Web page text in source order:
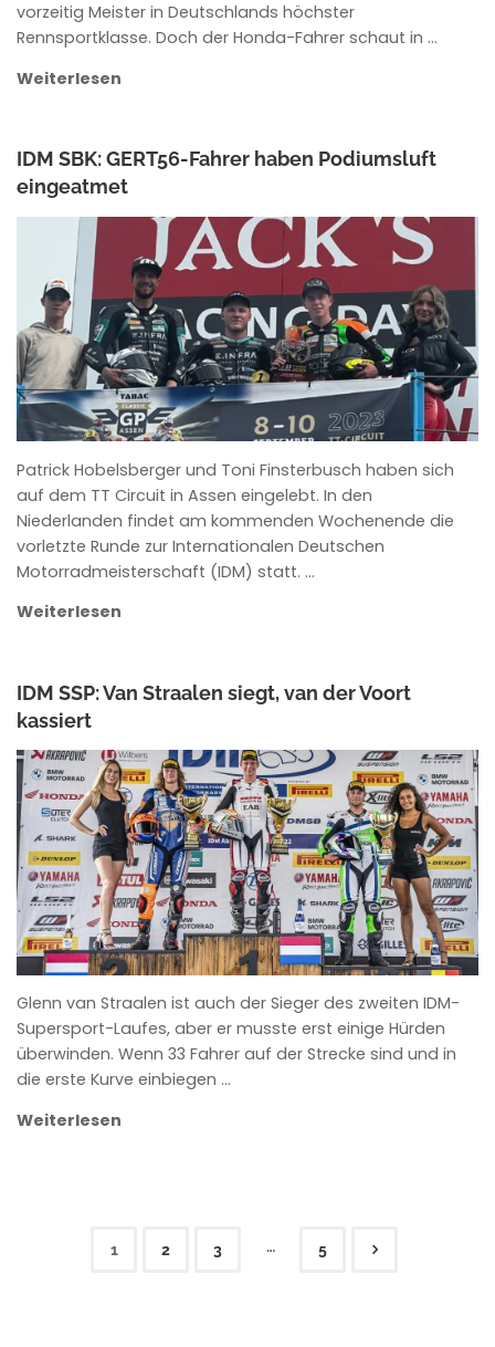
vorzeitig Meister in Deutschlands höchster
Rennsportklasse. Doch der Honda-Fahrer schaut in …
Weiterlesen
IDM SBK: GERT56-Fahrer haben Podiumsluft
eingeatmet
ANKE WIECZOREK
Patrick Hobelsberger und Toni Finsterbusch haben sich
auf dem TT Circuit in Assen eingelebt. In den
Niederlanden findet am kommenden Wochenende die
vorletzte Runde zur Internationalen Deutschen
Motorradmeisterschaft (IDM) statt. …
Weiterlesen
IDM SSP: Van Straalen siegt, van der Voort
kassiert
ANKE WIECZOREK
Glenn van Straalen ist auch der Sieger des zweiten IDM-
Supersport-Laufes, aber er musste erst einige Hürden
überwinden. Wenn 33 Fahrer auf der Strecke sind und in
die erste Kurve einbiegen …
Weiterlesen
1 2 3 … 5